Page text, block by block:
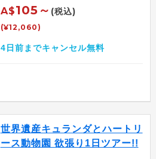
A$105～ (税込)
(¥12,060)
4日前までキャンセル無料
世界遺産キュランダとハートリ
ース動物園 欲張り1日ツアー!!